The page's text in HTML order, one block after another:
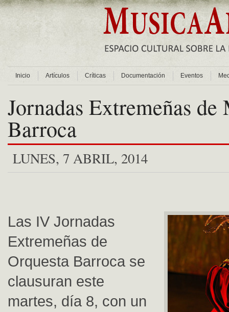
Inicio Artículos Críticas Documentación Eventos
Jornadas Extremeñas de
Barroca
LUNES, 7 ABRIL, 2014
Las IV Jornadas
Extremeñas de
Orquesta Barroca se
clausuran este
martes, día 8, con un